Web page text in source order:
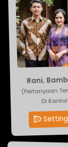
Rani,
(Pertanyaan
Di